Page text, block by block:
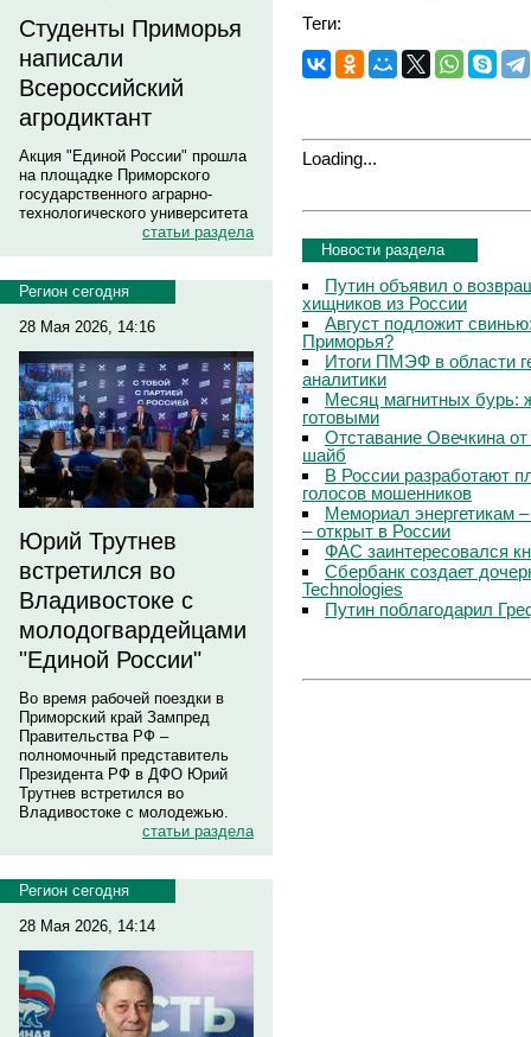
Студенты Приморья
написали
Всероссийский
агродиктант
Акция "Единой России" прошла
на площадке Приморского
государственного аграрно-
технологического университета
статьи раздела
Регион сегодня
28 Мая 2026, 14:16
Юрий Трутнев
встретился во
Владивостоке с
молодогвардейцами
"Единой России"
Во время рабочей поездки в
Приморский край Зампред
Правительства РФ –
полномочный представитель
Президента РФ в ДФО Юрий
Трутнев встретился во
Владивостоке с молодежью.
статьи раздела
Регион сегодня
28 Мая 2026, 14:14
Теги:
Loading...
Новости раздела
Путин объявил о
хищников из России
Август подложит
Приморья?
Итоги ПМЭФ в области
аналитики
Месяц магнитных бурь:
готовыми
Отставание Овечкина
шайб
В России разработают
голосов мошенников
Мемориал энергетикам
– открыт в России
ФАС заинтересовался
Сбербанк создает
Technologies
Путин поблагодарил